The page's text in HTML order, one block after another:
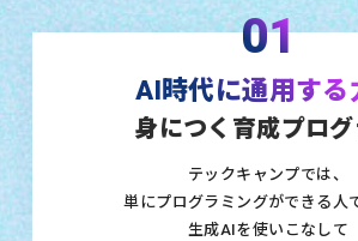
01
AI時代に通用する
身につく育成プログ
テックキャンプでは、
単にプログラミングができる人
生成AIを使いこなして